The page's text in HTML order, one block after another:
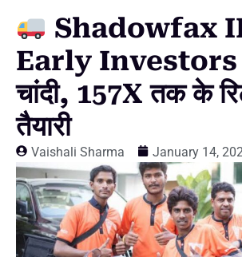
Shadowfax
Early Investors
चांदी, 157X तक के
तैयारी
Vaishali Sharma January 14,